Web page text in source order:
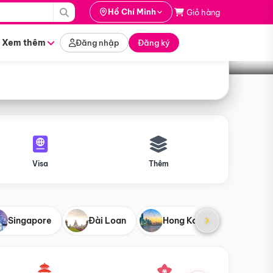
Hồ Chí Minh Giỏ hàng
Xem thêm Đăng nhập Đăng ký
Tìm tour
Visa Thêm
Singapore Đài Loan Hong Kong